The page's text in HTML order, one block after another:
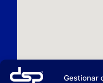
Gestionar